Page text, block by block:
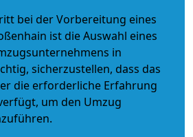
bei der Vorbereitung eines
ist die Auswahl eines
in
sicherzustellen, dass das
die erforderliche Erfahrung
um den Umzug